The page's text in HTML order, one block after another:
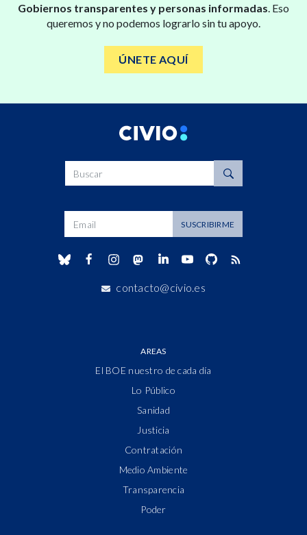
Gobiernos transparentes y personas informadas. Eso
queremos y no podemos lograrlo sin tu apoyo.
ÚNETE AQUÍ
SUSCRIBIRME
contacto@civio.es
AREAS
El BOE nuestro de cada día
Lo Público
Sanidad
Justicia
Contratación
Medio Ambiente
Transparencia
Poder